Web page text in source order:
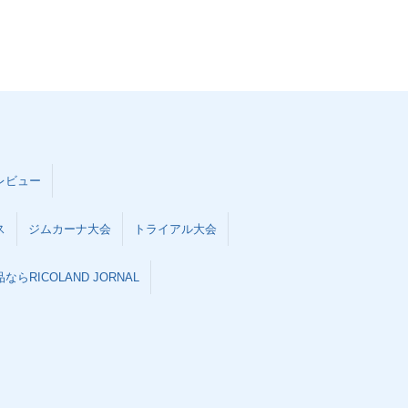
ビュー
ジムカーナ大会 トライアル大会
ならRICOLAND JORNAL